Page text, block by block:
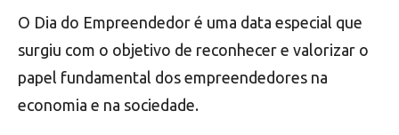
O Dia do Empreendedor é uma data especial que
surgiu com o objetivo de reconhecer e valorizar o
papel fundamental dos empreendedores na
economia e na sociedade.